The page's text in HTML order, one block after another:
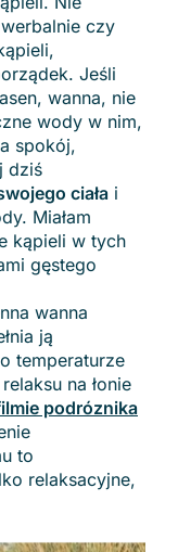
czy
Jeśli
wanna, nie
wody w nim,
spokój,
dziś
ciała i
Miałam
kąpieli w tych
gęstego
wanna
ją
temperaturze
na łonie
podróznika
to
relaksacyjne,